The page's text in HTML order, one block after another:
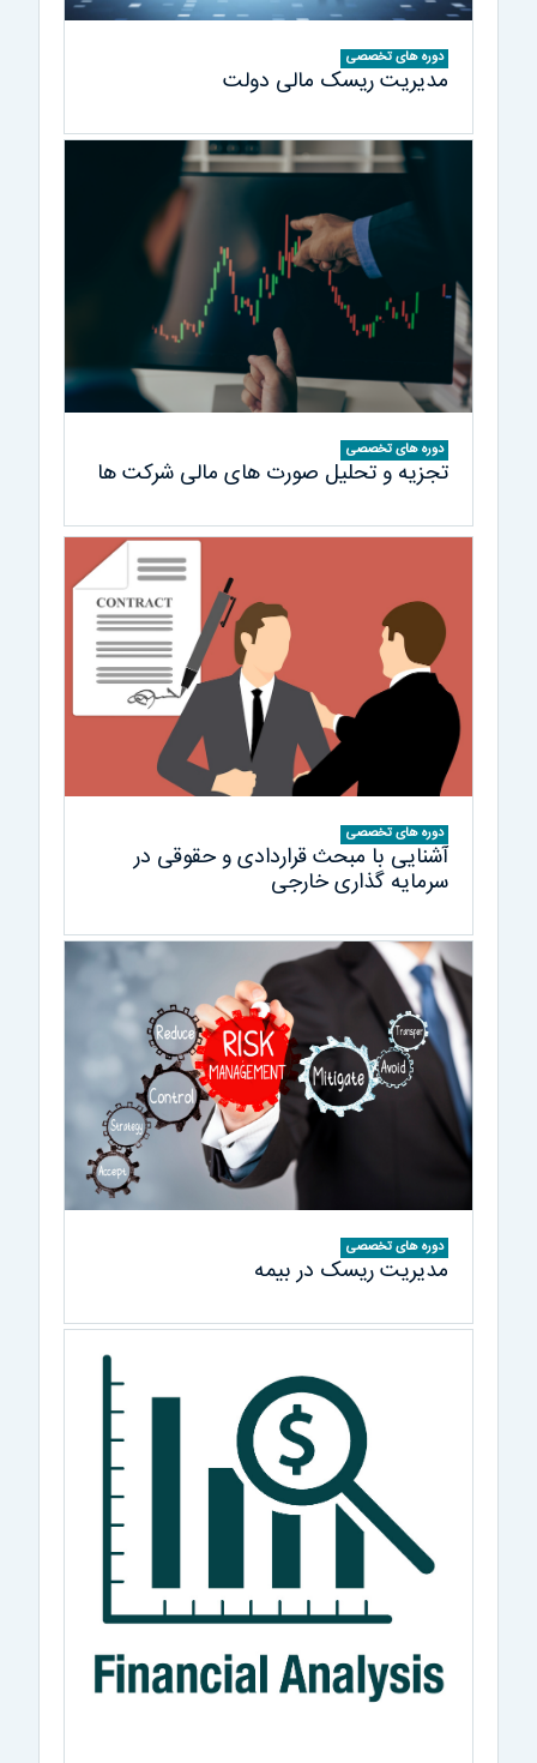
دوره های تخصصی
مدیریت ریسک مالی دولت
دوره های تخصصی
تجزیه و تحلیل صورت های مالی شرکت ها
دوره های تخصصی
آشنایی با مبحث قراردادی و حقوقی در
سرمایه گذاری خارجی
دوره های تخصصی
مدیریت ریسک در بیمه